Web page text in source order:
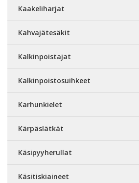
Kaakeliharjat
Kahvajätesäkit
Kalkinpoistajat
Kalkinpoistosuihkeet
Karhunkielet
Kärpäslätkät
Käsipyyherullat
Käsitiskiaineet